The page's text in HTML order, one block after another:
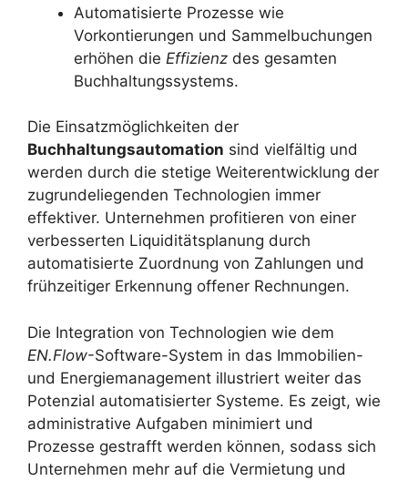
Automatisierte Prozesse wie
Vorkontierungen und Sammelbuchungen
erhöhen die Effizienz des gesamten
Buchhaltungssystems.
Die Einsatzmöglichkeiten der
Buchhaltungsautomation sind vielfältig und
werden durch die stetige Weiterentwicklung der
zugrundeliegenden Technologien immer
effektiver. Unternehmen profitieren von einer
verbesserten Liquiditätsplanung durch
automatisierte Zuordnung von Zahlungen und
frühzeitiger Erkennung offener Rechnungen.
Die Integration von Technologien wie dem
EN.Flow-Software-System in das Immobilien-
und Energiemanagement illustriert weiter das
Potenzial automatisierter Systeme. Es zeigt, wie
administrative Aufgaben minimiert und
Prozesse gestrafft werden können, sodass sich
Unternehmen mehr auf die Vermietung und